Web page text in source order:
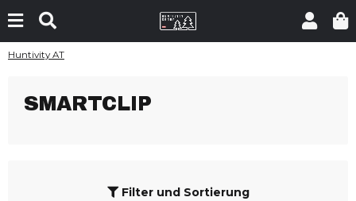
Huntivity AT
SMARTCLIP
Filter und Sortierung